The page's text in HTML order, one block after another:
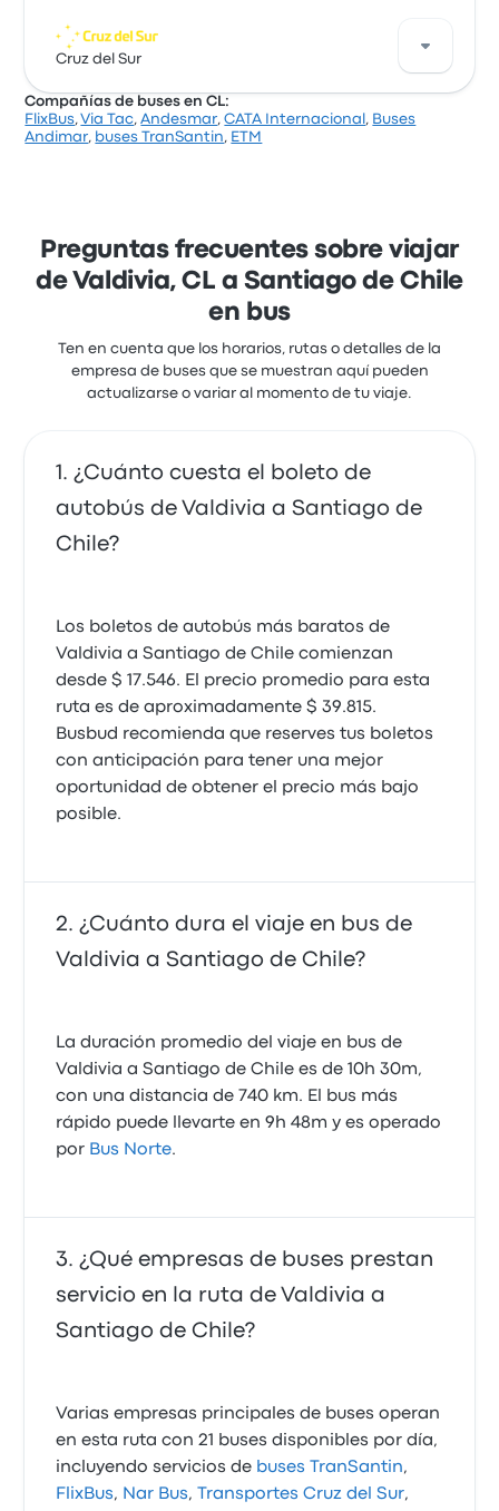
horas 50 minutos. Buses Jet Sur te lleva a donde
quieres ir por un precio justo.
Via Tur ofrece 1 buses diarios de Valdivia a Santiago
de Chile. Aunque el precio promedio de este viaje es
desde $ 32.239. El viaje entre las dos ciudades suele
durar alrededor de 10 horas 29 minutos.
Cruz del Sur
Cruz del Sur ofrece 1 buses diarios de Valdivia a
Compañías de buses en CL:
FlixBus,Via Tac,Andesmar,CATA Internacional , Buses
Andimar, buses TranSantin, ETM
Preguntas frecuentes sobre viajar
de Valdivia, CL a Santiago de Chile
en bus
Ten en cuenta que los horarios, rutas o detalles de la
empresa de buses que se muestran aquí pueden
actualizarse o variar al momento de tu viaje.
¿Cuánto cuesta el boleto de
autobús de Valdivia a Santiago de
Chile?
Los boletos de autobús más baratos de
Valdivia a Santiago de Chile comienzan
desde $ 17.546. El precio promedio para esta
ruta es de aproximadamente $ 39.815.
Busbud recomienda que reserves tus boletos
con anticipación para tener una mejor
oportunidad de obtener el precio más bajo
posible.
¿Cuánto dura el viaje en bus de
Valdivia a Santiago de Chile?
La duración promedio del viaje en bus de
Valdivia a Santiago de Chile es de 10h 30m,
con una distancia de 740 km. El bus más
rápido puede llevarte en 9h 48m y es operado
por Bus Norte.
¿Qué empresas de buses prestan
servicio en la ruta de Valdivia a
Santiago de Chile?
Varias empresas principales de buses operan
en esta ruta con 21 buses disponibles por día,
incluyendo servicios de buses TranSantin,
FlixBus, Nar Bus,Transportes Cruz del Sur,